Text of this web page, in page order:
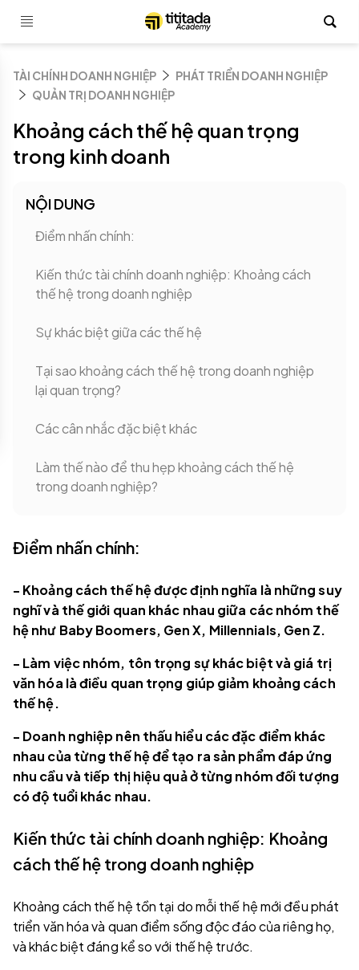
TÀI CHÍNH DOANH NGHIỆP
PHÁT TRIỂN DOANH NGHIỆP
QUẢN TRỊ DOANH NGHIỆP
Khoảng cách thế hệ quan trọng
trong kinh doanh
NỘI DUNG
Điểm nhấn chính:
Kiến thức tài chính doanh nghiệp: Khoảng cách
thế hệ trong doanh nghiệp
Sự khác biệt giữa các thế hệ
Tại sao khoảng cách thế hệ trong doanh nghiệp
lại quan trọng?
Các cân nhắc đặc biệt khác
Làm thế nào để thu hẹp khoảng cách thế hệ
trong doanh nghiệp?
Điểm nhấn chính:
- Khoảng cách thế hệ được định nghĩa là những suy
nghĩ và thế giới quan khác nhau giữa các nhóm thế
hệ như Baby Boomers, Gen X, Millennials, Gen Z.
- Làm việc nhóm, tôn trọng sự khác biệt và giá trị
văn hóa là điều quan trọng giúp giảm khoảng cách
thế hệ.
- Doanh nghiệp nên thấu hiểu các đặc điểm khác
nhau của từng thế hệ để tạo ra sản phẩm đáp ứng
nhu cầu và tiếp thị hiệu quả ở từng nhóm đối tượng
có độ tuổi khác nhau.
Kiến thức tài chính doanh nghiệp: Khoảng
cách thế hệ trong doanh nghiệp
Khoảng cách thế hệ tồn tại do mỗi thế hệ mới đều phát
triển văn hóa và quan điểm sống độc đáo của riêng họ,
và khác biệt đáng kể so với thế hệ trước.